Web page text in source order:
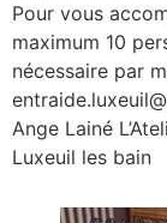
Pour vous
maximum 10
nécessaire par
Ange Lainé
Luxeuil les bain